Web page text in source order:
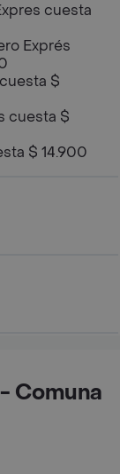
cuesta
Exprés
$
cuesta $
$ 14.900
Comuna